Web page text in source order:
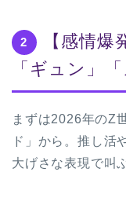
2
【感情爆
「ギュン」
まずは2026年のZ
ド」から。推し活
大げさな表現で叫